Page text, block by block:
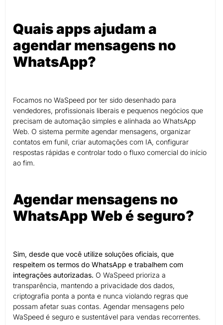
Quais apps ajudam a
agendar mensagens no
WhatsApp?
Focamos no WaSpeed por ter sido desenhado para
vendedores, profissionais liberais e pequenos negócios que
precisam de automação simples e alinhada ao WhatsApp
Web. O sistema permite agendar mensagens, organizar
contatos em funil, criar automações com IA, configurar
respostas rápidas e controlar todo o fluxo comercial do início
ao fim.
Agendar mensagens no
WhatsApp Web é seguro?
Sim, desde que você utilize soluções oficiais, que
respeitem os termos do WhatsApp e trabalhem com
integrações autorizadas. O WaSpeed prioriza a
transparência, mantendo a privacidade dos dados,
criptografia ponta a ponta e nunca violando regras que
possam afetar suas contas. Agendar mensagens pelo
WaSpeed é seguro e sustentável para vendas recorrentes.